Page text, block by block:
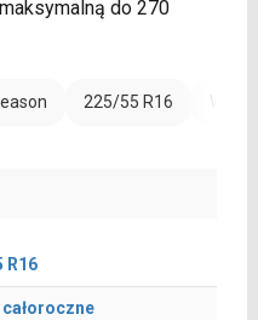
do 270
225/55 R16
R16